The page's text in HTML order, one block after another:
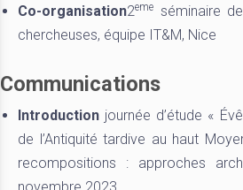
Co-organisation2eme séminaire
chercheuses, équipe IT&M, Nice
Communications
Introduction journée d’étude «
de l’Antiquité tardive au haut
recompositions : approches